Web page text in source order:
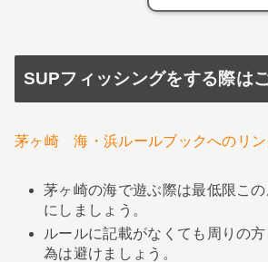
SUPフィッシングをする際は
茅ヶ崎 海・浜ルールブックへのリン
茅ヶ崎の海で遊ぶ際は最低限こ
にしましょう。
ルールに記載がなくても周りの
為は避けましょう。